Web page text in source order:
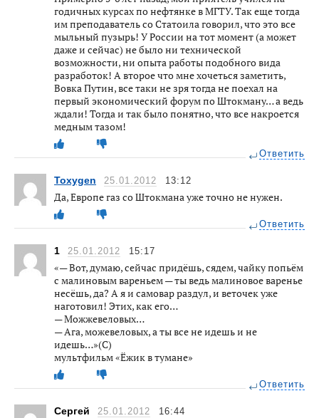
годичных курсах по нефтянке в МГТУ. Так еще тогда
им преподаватель со Статоила говорил, что это все
мыльный пузырь! У России на тот момент (а может
даже и сейчас) не было ни технической
возможности, ни опыта работы подобного вида
разработок! А второе что мне хочеться заметить,
Вовка Путин, все таки не зря тогда не поехал на
первый экономический форум по Штокману… а ведь
ждали! Тогда и так было понятно, что все накроется
медным тазом!
Ответить
Toxygen 25.01.2012 13:12
Да, Европе газ со Штокмана уже точно не нужен.
Ответить
1 25.01.2012 15:17
«— Вот, думаю, сейчас придёшь, сядем, чайку попьём
с малиновым вареньем — ты ведь малиновое варенье
несёшь, да? А я и самовар раздул, и веточек уже
наготовил! Этих, как его…
— Можжевеловых…
— Ага, можевеловых, а ты все не идешь и не
идешь…»(С)
мультфильм «Ёжик в тумане»
Ответить
Сергей 25.01.2012 16:44